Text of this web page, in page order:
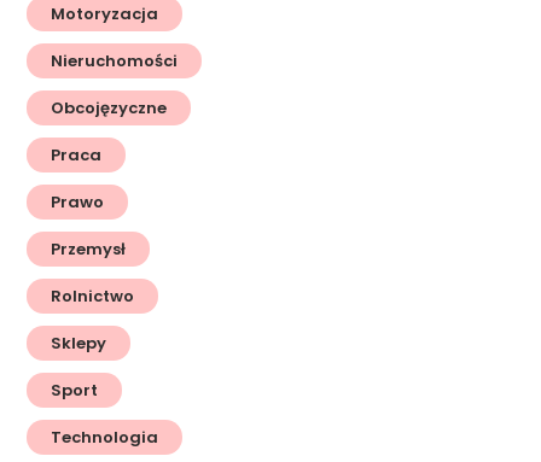
Motoryzacja
Nieruchomości
Obcojęzyczne
Praca
Prawo
Przemysł
Rolnictwo
Sklepy
Sport
Technologia